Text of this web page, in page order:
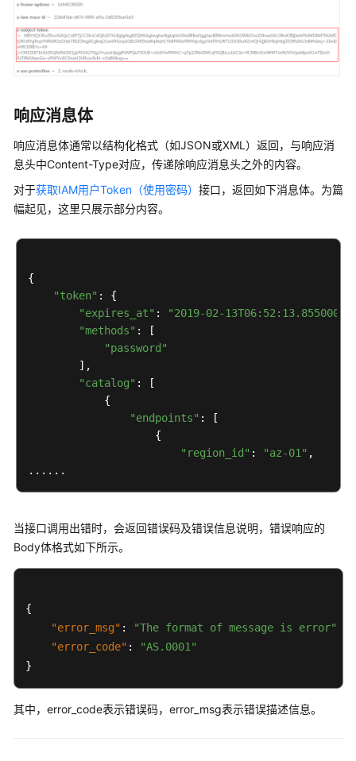
开
发
指
南
API
参
考
Fabric
增
应
示
例
API
构
造
响应消息体
响应消息体通常以结构化格式（如JSON或XML）返回，与响应消
息头中Content-Type对应，传递除响应消息头之外的内容。
对于获取IAM用户Token（使用密码） 接口，返回如下消息体。为篇
幅起见，这里只展示部分内容。
{
"token" : {
"expires_at" : "2019-02-13T06:52:13.855000Z"
"methods" : [
"password"
        ],
"catalog" : [
            {
"endpoints" : [
                    {
"region_id" : "az-01" ,
当接口调用出错时，会返回错误码及错误信息说明，错误响应的
Body体格式如下所示。
{
"error_msg" : "The format of message is error"
"error_code" :
"AS.0001"
}
其中，error_code表示错误码，error_msg表示错误描述信息。